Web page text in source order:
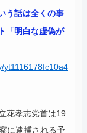
う話は全くの事
「明白な虚偽が
yt1116178fc10a4
花孝志党首は19
に逮捕される予